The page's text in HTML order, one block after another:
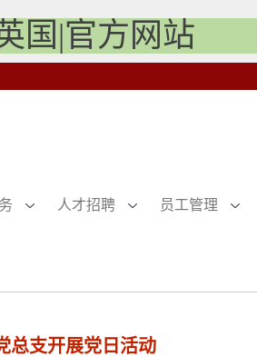
国|官方网站
人才招聘 员工管理
总支开展党日活动